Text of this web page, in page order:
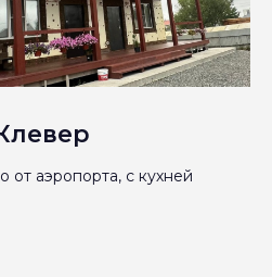
от аэропорта, с кухней